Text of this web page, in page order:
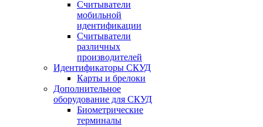
Считыватели
мобильной
идентификации
Считыватели
различных
производителей
Идентификаторы СКУД
Карты и брелоки
Дополнительное
оборудование для СКУД
Биометрические
терминалы